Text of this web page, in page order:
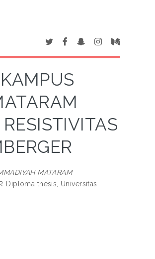
MATARAM
Diploma thesis, Universitas